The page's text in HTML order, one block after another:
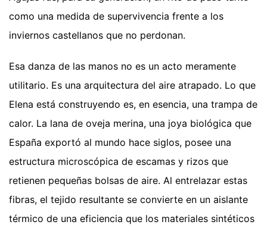
como una medida de supervivencia frente a los
inviernos castellanos que no perdonan.
Esa danza de las manos no es un acto meramente
utilitario. Es una arquitectura del aire atrapado. Lo que
Elena está construyendo es, en esencia, una trampa de
calor. La lana de oveja merina, una joya biológica que
España exportó al mundo hace siglos, posee una
estructura microscópica de escamas y rizos que
retienen pequeñas bolsas de aire. Al entrelazar estas
fibras, el tejido resultante se convierte en un aislante
térmico de una eficiencia que los materiales sintéticos